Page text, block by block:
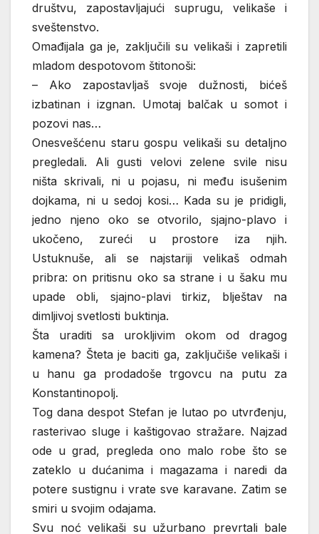
društvu, zapostavljajući suprugu, velikaše i
sveštenstvo.
Omađijala ga je, zaključili su velikaši i zapretili
mladom despotovom štitonoši:
– Ako zapostavljaš svoje dužnosti, bićeš
izbatinan i izgnan. Umotaj balčak u somot i
pozovi nas…
Onesvešćenu staru gospu velikaši su detaljno
pregledali. Ali gusti velovi zelene svile nisu
ništa skrivali, ni u pojasu, ni među isušenim
dojkama, ni u sedoj kosi… Kada su je pridigli,
jedno njeno oko se otvorilo, sjajno-plavo i
ukočeno, zureći u prostore iza njih.
Ustuknuše, ali se najstariji velikaš odmah
pribra: on pritisnu oko sa strane i u šaku mu
upade obli, sjajno-plavi tirkiz, blještav na
dimljivoj svetlosti buktinja.
Šta uraditi sa urokljivim okom od dragog
kamena? Šteta je baciti ga, zaključiše velikaši i
u hanu ga prodadoše trgovcu na putu za
Konstantinopolj.
Tog dana despot Stefan je lutao po utvrđenju,
rasterivao sluge i kaštigovao stražare. Najzad
ode u grad, pregleda ono malo robe što se
zateklo u dućanima i magazama i naredi da
potere sustignu i vrate sve karavane. Zatim se
smiri u svojim odajama.
Svu noć velikaši su užurbano prevrtali bale